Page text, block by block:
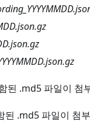
된 .md5 파일이 첨
된 .md5 파일이 첨